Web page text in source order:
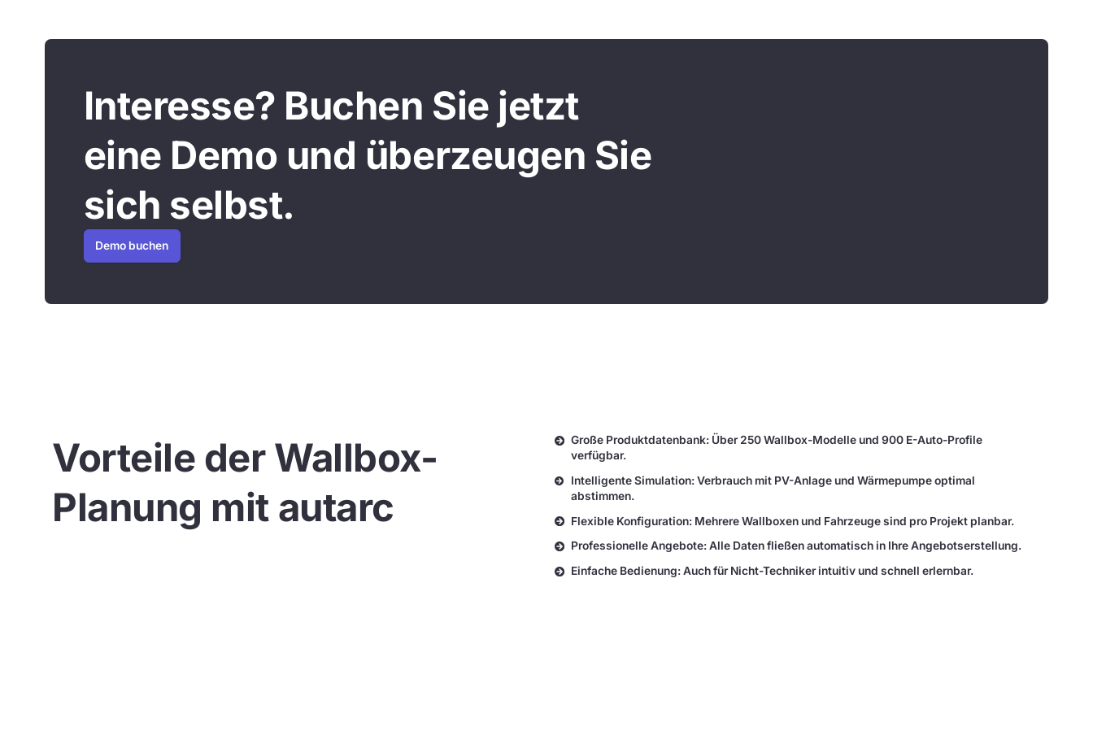
Interesse? Buchen Sie jetzt
eine Demo und überzeugen Sie
sich selbst.
Demo buchen
Vorteile der Wallbox-
Planung mit autarc
Große Produktdatenbank: Über 250 Wallbox-Modelle und 900 E-Auto-Profile
verfügbar.
Intelligente Simulation: Verbrauch mit PV-Anlage und Wärmepumpe optimal
abstimmen.
Flexible Konfiguration: Mehrere Wallboxen und Fahrzeuge sind pro Projekt planbar.
Professionelle Angebote: Alle Daten fließen automatisch in Ihre Angebotserstellung.
Einfache Bedienung: Auch für Nicht-Techniker intuitiv und schnell erlernbar.